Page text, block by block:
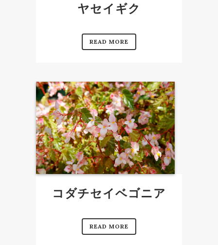
ヤセイギク
READ MORE
コダチセイベゴニア
READ MORE